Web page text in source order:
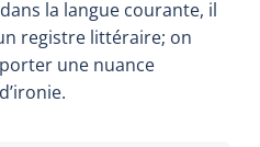
la langue courante, il
registre littéraire; on
une nuance